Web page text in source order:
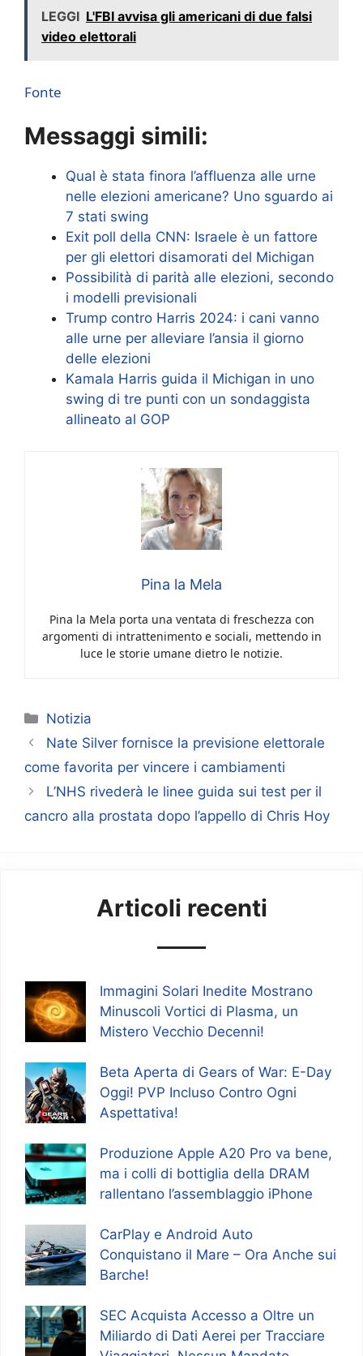
LEGGI L'FBI avvisa gli americani di due falsi
video elettorali
Fonte
Messaggi simili:
Qual è stata finora l’affluenza alle urne
nelle elezioni americane? Uno sguardo ai
7 stati swing
Exit poll della CNN: Israele è un fattore
per gli elettori disamorati del Michigan
Possibilità di parità alle elezioni, secondo
i modelli previsionali
Trump contro Harris 2024: i cani vanno
alle urne per alleviare l’ansia il giorno
delle elezioni
Kamala Harris guida il Michigan in uno
swing di tre punti con un sondaggista
allineato al GOP
Pina la Mela
Pina la Mela porta una ventata di freschezza con
argomenti di intrattenimento e sociali, mettendo in
luce le storie umane dietro le notizie.
Categorie
Notizia
Nate Silver fornisce la previsione elettorale
come favorita per vincere i cambiamenti
L’NHS rivederà le linee guida sui test per il
cancro alla prostata dopo l’appello di Chris Hoy
Articoli recenti
Immagini Solari Inedite Mostrano
Minuscoli Vortici di Plasma, un
Mistero Vecchio Decenni!
Beta Aperta di Gears of War: E-Day
Oggi! PVP Incluso Contro Ogni
Aspettativa!
Produzione Apple A20 Pro va bene,
ma i colli di bottiglia della DRAM
rallentano l’assemblaggio iPhone
CarPlay e Android Auto
Conquistano il Mare – Ora Anche sui
Barche!
SEC Acquista Accesso a Oltre un
Miliardo di Dati Aerei per Tracciare